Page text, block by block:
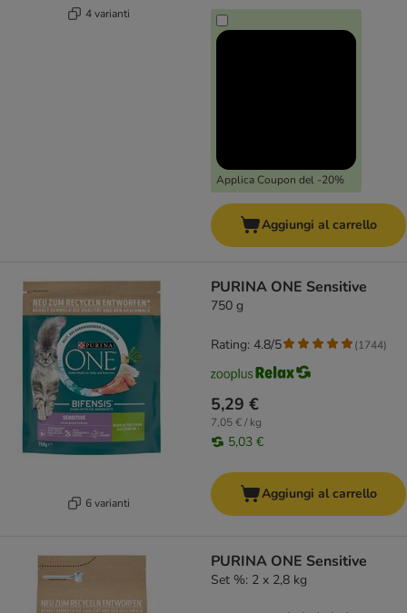
4 varianti
Applica Coupon del -20%
Aggiungi al carrello
6 varianti
PURINA ONE Sensitive
750 g
5,29 €
7,05 € / kg
5,03 €
Rating: 4.8/5 (1744)
Aggiungi al carrello
PURINA ONE Sensitive
Set %: 2 x 2,8 kg